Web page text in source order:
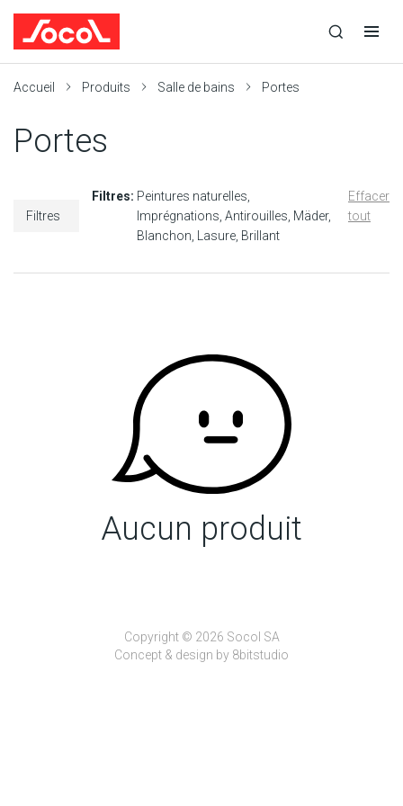
recherche
recherche
navigation
Accueil Produits Salle de bains Portes
Portes
Filtres
Filtres: Peintures naturelles
Imprégnations Antirouilles Mäder
Blanchon
Lasure Brillant
Effacer
tout
Aucun produit
Copyright © 2026 Socol SA
Concept & design by 8bitstudio